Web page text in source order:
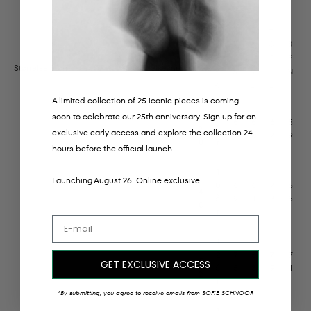
Størrelse:
YOUNG - TØJ
T
E
S
J
B
E
N
1
2
8
å
6
3
6
0
5
9
1
6
5
1
5
1
2
r
7
6
7
1
A limited collection of 25 iconic pieces is coming
soon to celebrate our 25th anniversary. Sign up for an
exclusive early access and explore the collection 24
hours before the official launch.
Launching August 26. Online exclusive.
GET EXCLUSIVE ACCESS
*By submitting, you agree to receive emails from SOFIE SCHNOOR